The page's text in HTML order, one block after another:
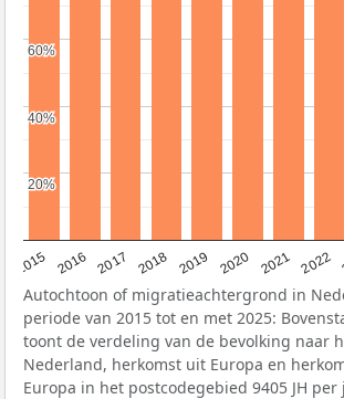
2015 2016 2017 2018 2019 2020 2021 2022
20%
20%
40%
40%
60%
60%
Autochtoon of migratieachtergrond in
periode van 2015 tot en met 2025:
toont de verdeling van de bevolking naar
Nederland, herkomst uit Europa en
Europa in het postcodegebied 9405 JH per